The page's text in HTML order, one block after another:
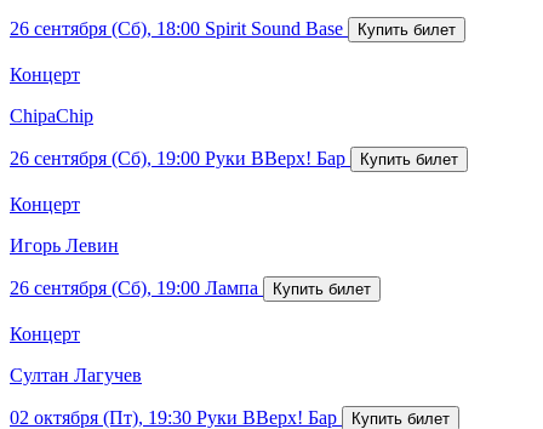
26 сентября (Сб), 18:00 Spirit Sound Base
Концерт
ChipaChip
26 сентября (Сб), 19:00 Руки ВВерх! Бар
Концерт
Игорь Левин
26 сентября (Сб), 19:00 Лампа
Концерт
Султан Лагучев
02 октября (Пт), 19:30 Руки ВВерх! Бар